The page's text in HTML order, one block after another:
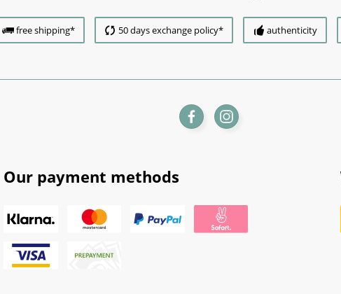
free shipping* 50 days exchange policy* authenticity
Our payment methods